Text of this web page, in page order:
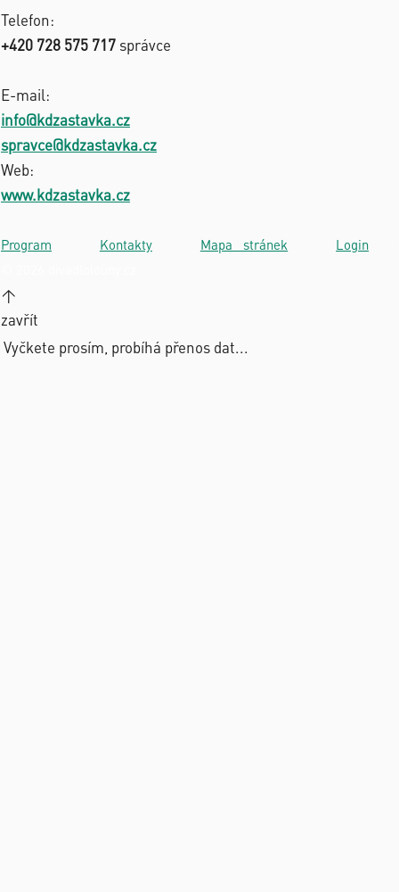
Telefon:
+420 728 575 717 správce
E-mail:
info@kdzastavka.cz
spravce@kdzastavka.cz
Web:
www.kdzastavka.cz
Program Kontakty· Mapa stránek Login
↑
zavřít
Vyčkete prosím, probíhá přenos dat...